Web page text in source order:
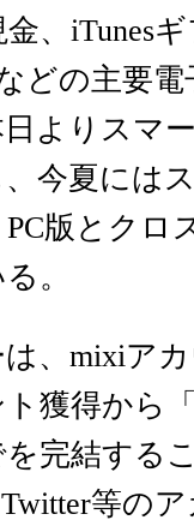
、iTunes
どの主要
よりスマ
今夏には
版とクロ
。
、mixiア
獲得から
完結する
Twitter等の